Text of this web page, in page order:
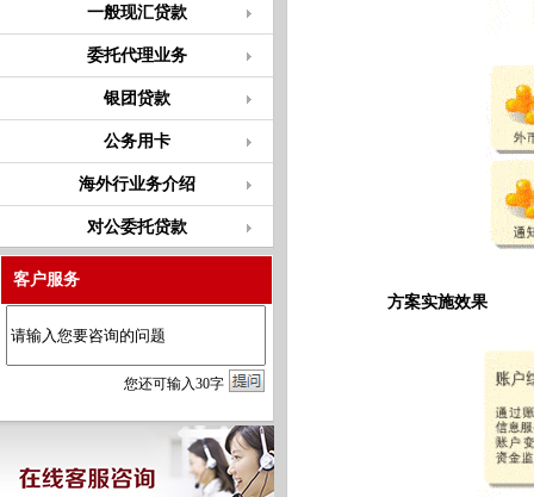
一般现汇贷款
委托代理业务
银团贷款
公务用卡
海外行业务介绍
对公委托贷款
客户服务
您还可输入30字
方案实施效果